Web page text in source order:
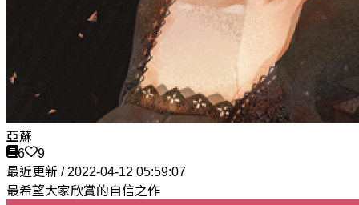
亞蘇
6
9
最近更新 / 2022-04-12 05:59:07
最希望大家欣賞的自信之作